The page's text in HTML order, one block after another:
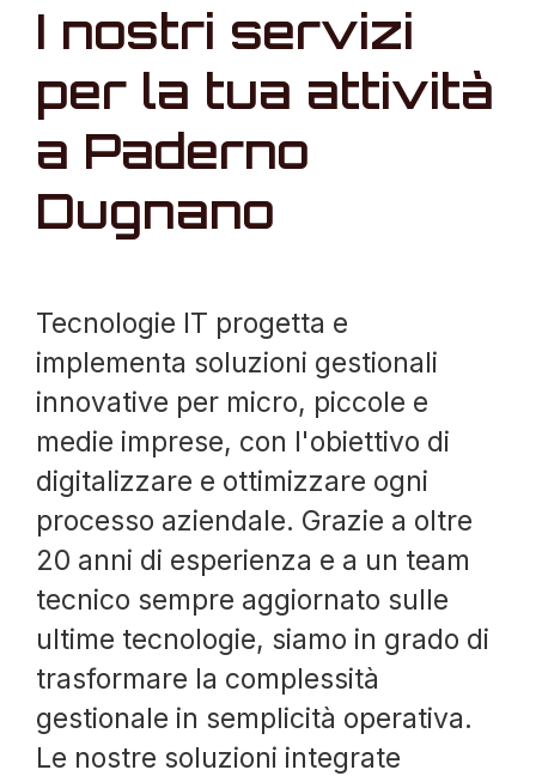
I nostri servizi
per la tua attività
a Paderno
Dugnano
Tecnologie IT progetta e
implementa soluzioni gestionali
innovative per micro, piccole e
medie imprese, con l'obiettivo di
digitalizzare e ottimizzare ogni
processo aziendale. Grazie a oltre
20 anni di esperienza e a un team
tecnico sempre aggiornato sulle
ultime tecnologie, siamo in grado di
trasformare la complessità
gestionale in semplicità operativa.
Le nostre soluzioni integrate